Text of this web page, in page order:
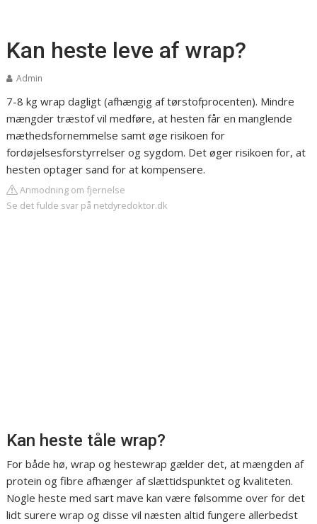
Kan heste leve af wrap?
Admin
7-8 kg wrap dagligt (afhængig af tørstofprocenten). Mindre
mængder træstof vil medføre, at hesten får en manglende
mæthedsfornemmelse samt øge risikoen for
fordøjelsesforstyrrelser og sygdom. Det øger risikoen for, at
hesten optager sand for at kompensere.
Anmodning om fjernelse
Se det fulde svar på netdyredoktor.dk
Kan heste tåle wrap?
For både hø, wrap og hestewrap gælder det, at mængden af
protein og fibre afhænger af slættidspunktet og kvaliteten.
Nogle heste med sart mave kan være følsomme over for det
lidt surere wrap og disse vil næsten altid fungere allerbedst